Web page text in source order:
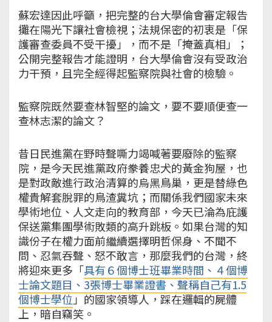
蘇宏達因此呼籲，把完整的台大學倫會審定報告
攤在陽光下讓社會檢視；法規保密的初衷是「保
護審查委員不受干擾」，而不是「掩蓋真相」；
公開完整報告才能證明，台大學倫會沒有受政治
力干預，且完全經得起監察院與社會的檢驗。
監察院既然要查林智堅的論文，要不要順便查一
查林志潔的論文？
昔日民進黨在野時聲嘶力竭喊著要廢除的監察
院，是今天民進黨政府豢養忠犬的黃金狗屋，也
是對政敵進行政治清算的烏黑鳥巢，更是替綠色
權貴解套脫罪的鳥渣糞坑；而關係我們國家未來
學術地位、人文走向的教育部，今天已淪為庇護
保送黨集團學術敗類的高升跳板。如果台灣的知
識份子在權力面前繼續選擇明哲保身、不聞不
問、忍氣吞聲、怒不敢言，那麼我們的台灣，終
將迎來更多「具有６個博士班畢業時間、４個博
士論文題目、3張博士畢業證書、聲稱自己有1.5
個博士學位」的國家領導人，踩在邏輯的屍體
上，暗自竊笑。